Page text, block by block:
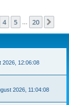
4 5 20
2026, 12:06:08
2026, 11:04:08